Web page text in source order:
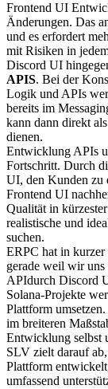
Frontend UI
Änderungen. Das
und es erfordert
mit Risiken in
Discord UI
APIS. Bei der
Logik und APIs
bereits im
kann dann direkt
dienen.
Entwicklung APIs
Fortschritt. Durch
UI, den Kunden zu
Frontend UI
Qualität in
realistische und
suchen.
ERPC hat in kurzer
gerade weil wir
APIdurch Discord
Solana-Projekte
Plattform umsetzen.
im breiteren
Entwicklung selbst
SLV zielt darauf
Plattform
umfassend